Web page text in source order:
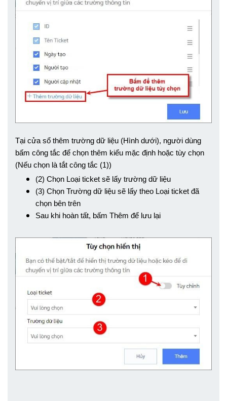
Tại cửa sổ thêm trường dữ liệu (Hình dưới), người dùng
bấm công tắc để chọn thêm kiểu mặc định hoặc tùy chọn
(Nếu chọn là tắt công tắc (1))
(2) Chọn Loại ticket sẽ lấy trường dữ liệu
(3) Chọn Trường dữ liệu sẽ lấy theo Loại ticket đã
chọn bên trên
Sau khi hoàn tất, bấm Thêm để lưu lại